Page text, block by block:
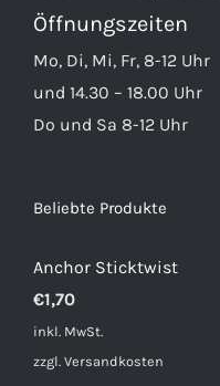
Öffnungszeiten
Mo, Di, Mi, Fr, 8-12 Uhr
und 14.30 – 18.00 Uhr
Do und Sa 8-12 Uhr
Beliebte Produkte
Anchor Sticktwist
€1,70
inkl. MwSt.
zzgl. Versandkosten